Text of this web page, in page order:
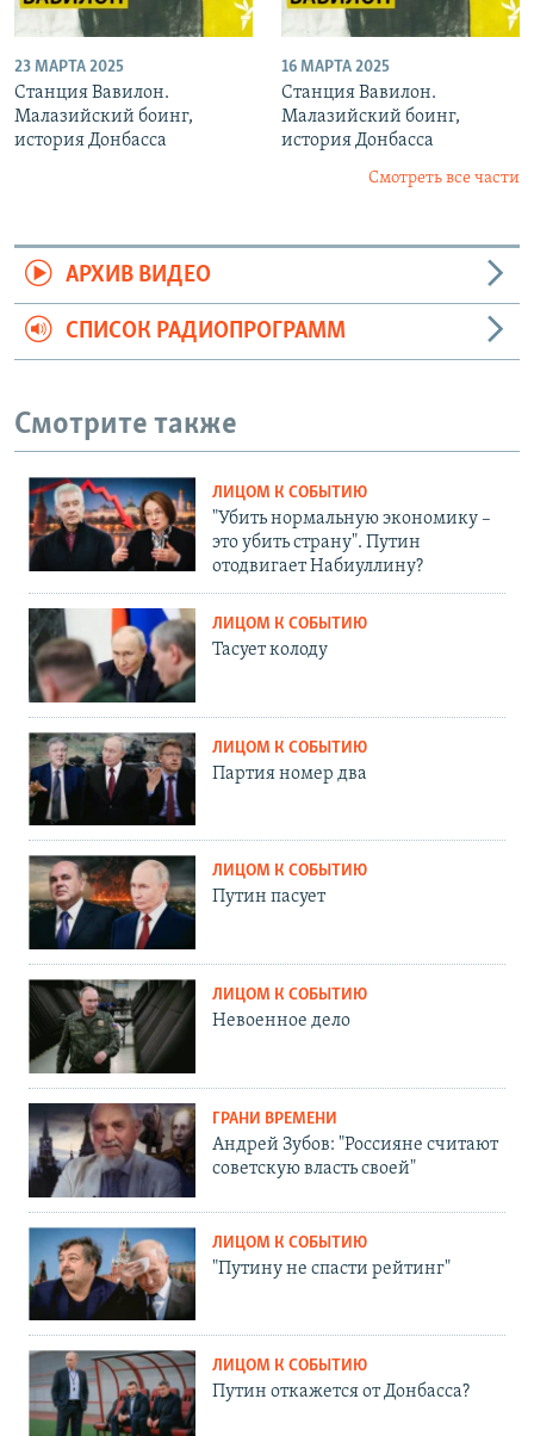
23 МАРТА 2025
Станция Вавилон.
Малазийский боинг,
история Донбасса
16 МАРТА 2025
Станция Вавилон.
Малазийский боинг,
история Донбасса
Смотреть все части
АРХИВ ВИДЕО
СПИСОК РАДИОПРОГРАММ
Смотрите также
ЛИЦОМ К СОБЫТИЮ
"Убить нормальную экономику –
это убить страну". Путин
отодвигает Набиуллину?
ЛИЦОМ К СОБЫТИЮ
Тасует колоду
ЛИЦОМ К СОБЫТИЮ
Партия номер два
ЛИЦОМ К СОБЫТИЮ
Путин пасует
ЛИЦОМ К СОБЫТИЮ
Невоенное дело
ГРАНИ ВРЕМЕНИ
Андрей Зубов: "Россияне считают
советскую власть своей"
ЛИЦОМ К СОБЫТИЮ
"Путину не спасти рейтинг"
ЛИЦОМ К СОБЫТИЮ
Путин откажется от Донбасса?